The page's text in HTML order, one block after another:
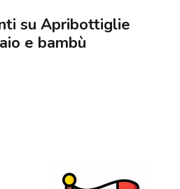
su Apribottiglie
e bambù